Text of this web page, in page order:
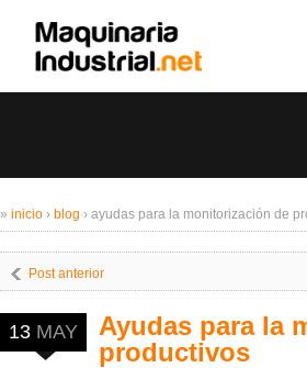
» inicio › blog › ayudas para la monitorización de
Post anterior
Ayudas para la
productivos
13 MAY